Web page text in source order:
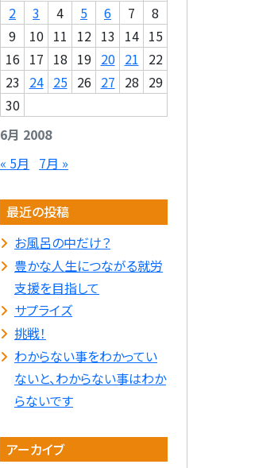
6月 2008
2
3 4 5 6 7
8
9
10 11 12 13 14 15
16 17 18 19 20 21
22
23 24 25 26 27 28 29
30
« 5月 7月 »
最近の投稿
お風呂の中だけ？
豊かな人生につながる就労
支援を目指して
サプライズ
挑戦！
わからない事をわかってい
ないと、わからない事はわか
らないです
アーカイブ